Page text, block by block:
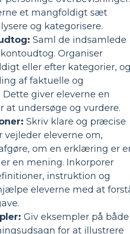
et mangfoldigt sæt
og kategorisere.
Saml de indsamlede
Organiser
eller efter kategorier,
af faktuelle og
giver eleverne en
at undersøge og vurdere.
Skriv klare og præcise
vejleder eleverne om,
om en erklæring er
en mening. Inkorporer
instruktion og
eleverne med at
Giv eksempler på både
for at illustrere